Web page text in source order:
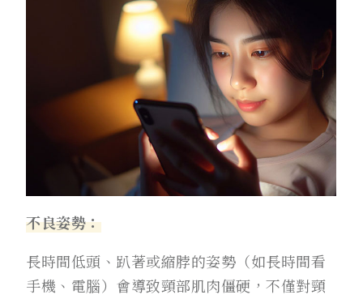
不良姿勢：
長時間低頭、趴著或縮脖的姿勢（如長時間看
手機、電腦）會導致頸部肌肉僵硬，不僅對頸